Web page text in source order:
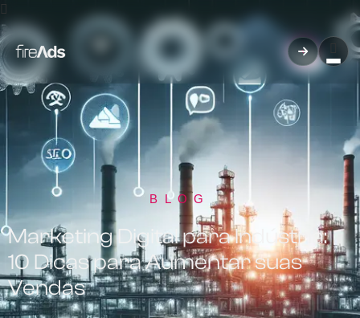
BLOG
Marketing Digital para Indústria:
10 Dicas para Aumentar suas
Vendas